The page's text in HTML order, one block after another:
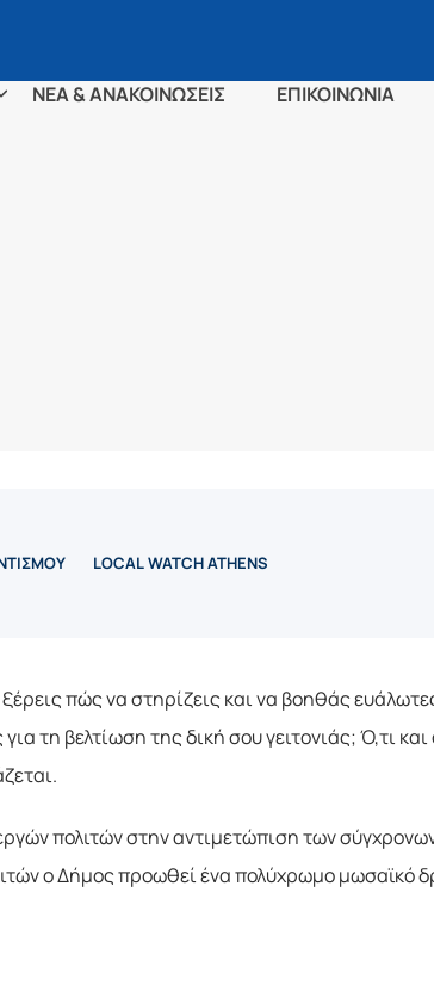
ΝΕΑ & ΑΝΑΚΟΙΝΩΣΕΙΣ ΕΠΙΚΟΙΝΩΝΙΑ
πώς να στηρίζεις και να βοηθάς
τη βελτίωση της δική σου γειτονιάς; Ό,τι
πολιτών στην αντιμετώπιση των
ο Δήμος προωθεί ένα πολύχρωμο μωσαϊκό
LOCAL WATCH ATHENS